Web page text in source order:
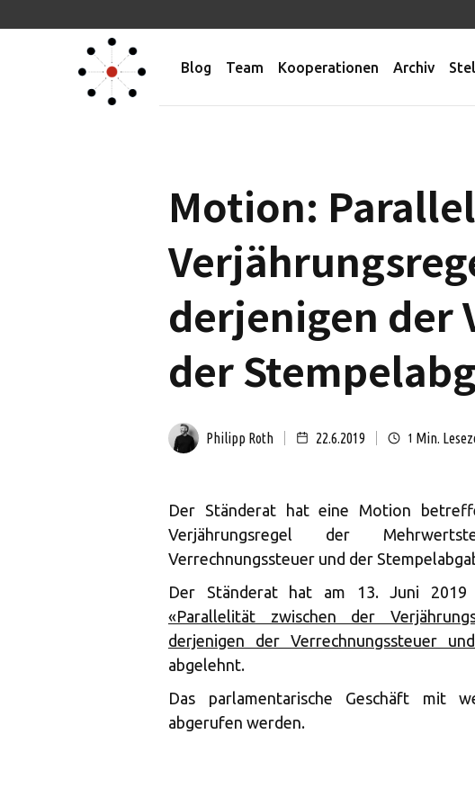
Blog Team Kooperationen Archiv
Motion:
derjenigen der
der
Philipp Roth 22.6.2019 1 Min.
Der Ständerat hat eine Motion
Verjährungsregel der
Verrechnungssteuer und der
Der Ständerat hat am 13. Juni 2019
«Parallelität zwischen der
derjenigen der Verrechnungssteuer
abgelehnt.
Das parlamentarische Geschäft mit
abgerufen werden.